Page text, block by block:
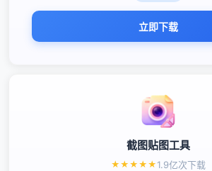
立即下载
截图贴图工具
★ ★ ★ ★ ★ 1.9亿次下载